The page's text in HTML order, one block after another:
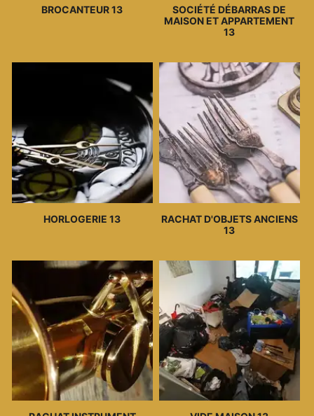
BROCANTEUR 13
SOCIÉTÉ DÉBARRAS DE
MAISON ET APPARTEMENT
13
HORLOGERIE 13
RACHAT D'OBJETS ANCIENS
13